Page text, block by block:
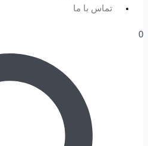
تماس با ما